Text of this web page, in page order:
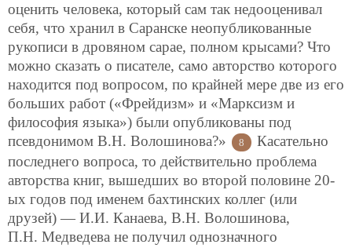
оценить человека, который сам так недооценивал
себя, что хранил в Саранске неопубликованные
рукописи в дровяном сарае, полном крысами? Что
можно сказать о писателе, само авторство которого
находится под вопросом, по крайней мере две из его
больших работ («Фрейдизм» и «Марксизм и
философия языка») были опубликованы под
псевдонимом В.Н. Волошинова?»
8
Касательно
последнего вопроса, то действительно проблема
авторства книг, вышедших во второй половине 20-
ых годов под именем бахтинских коллег (или
друзей) — И.И. Канаева, В.Н. Волошинова,
П.Н. Медведева не получил однозначного